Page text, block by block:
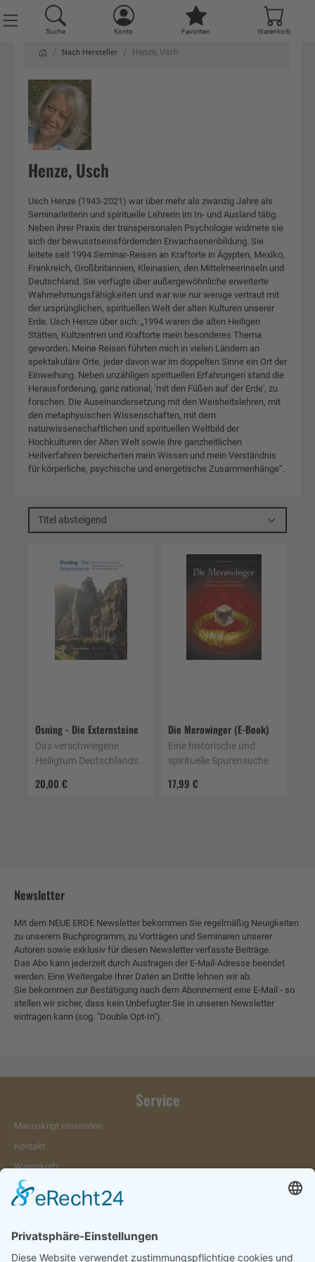
Suche Konto Favoriten Warenkorb
Nach Hersteller Henze, Usch
Henze, Usch
Usch Henze (1943-2021) war über mehr als zwanzig Jahre als
Seminarleiterin und spirituelle Lehrerin im In- und Ausland tätig.
Neben ihrer Praxis der transpersonalen Psychologie widmete sie
sich der bewusstseinsfördernden Erwachsenenbildung. Sie
leitete seit 1994 Seminar-Reisen an Kraftorte in Ägypten, Mexiko,
Frankreich, Großbritannien, Kleinasien, den Mittelmeerinseln und
Deutschland. Sie verfügte über außergewöhnliche erweiterte
Wahrnehmungsfähigkeiten und war wie nur wenige vertraut mit
der ursprünglichen, spirituellen Welt der alten Kulturen unserer
Erde. Usch Henze über sich: „1994 waren die alten Heiligen
Stätten, Kultzentren und Kraftorte mein besonderes Thema
geworden. Meine Reisen führten mich in vielen Ländern an
spektakuläre Orte, jeder davon war im doppelten Sinne ein Ort der
Einweihung. Neben unzähligen spirituellen Erfahrungen stand die
Herausforderung, ganz rational, 'mit den Füßen auf der Erde', zu
forschen. Die Auseinandersetzung mit den Weisheitslehren, mit
den metaphysischen Wissenschaften, mit dem
naturwissenschaftlichen und spirituellen Weltbild der
Hochkulturen der Alten Welt sowie ihre ganzheitlichen
Heilverfahren bereicherten mein Wissen und mein Verständnis
für körperliche, psychische und energetische Zusammenhänge“.
Titel absteigend
Osning - Die Externsteine
20,00 €
Das verschwiegene
Heiligtum Deutschlands
Wurzeln europäischer
Die Merowinger (E-Book)
17,99 €
Eine historische und
spirituelle Spurensuche
Newsletter
Mit dem NEUE ERDE Newsletter bekommen Sie regelmäßig Neuigkeiten
zu unserem Buchprogramm, zu Vorträgen und Seminaren unserer
Autoren sowie exklusiv für diesen Newsletter verfasste Beiträge.
Das Abo kann jederzeit durch Austragen der E-Mail-Adresse beendet
werden. Eine Weitergabe Ihrer Daten an Dritte lehnen wir ab.
Sie bekommen zur Bestätigung nach dem Abonnement eine E-Mail - so
stellen wir sicher, dass kein Unbefugter Sie in unseren Newsletter
eintragen kann (sog. "Double Opt-In").
Service
Manuskript einsenden
Kontakt
Warenkorb
Konto
Merkzettel